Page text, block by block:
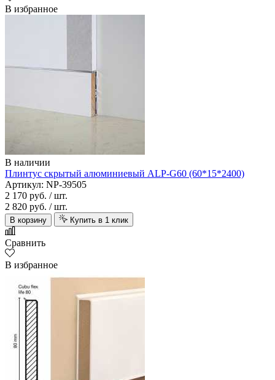
В избранное
В наличии
Плинтус скрытый алюминиевый ALP-G60 (60*15*2400)
Артикул: NP-39505
2 170 руб. / шт.
2 820 руб. / шт.
В корзину Купить в 1 клик
Сравнить
В избранное